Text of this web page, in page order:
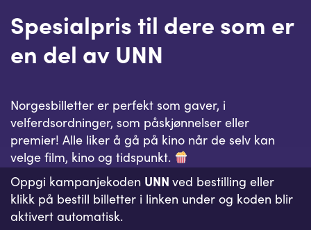
Spesialpris til dere som er
en del av UNN
Norgesbilletter er perfekt som gaver, i
velferdsordninger, som påskjønnelser eller
premier! Alle liker å gå på kino når de selv kan
velge film, kino og tidspunkt.
Oppgi kampanjekoden UNN ved bestilling eller
klikk på bestill billetter i linken under og koden blir
aktivert automatisk.